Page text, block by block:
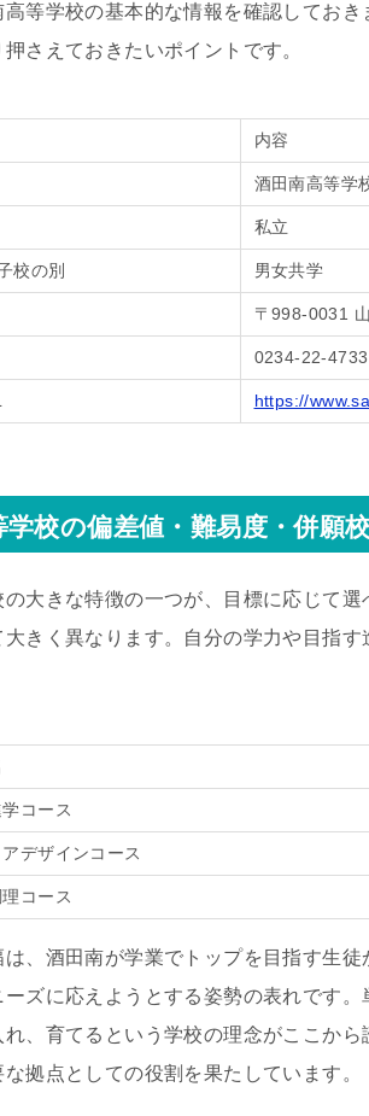
高等学校の基本的な情報を確認してお
さえておきたいポイントです。
内容
酒田南高等学
私立
校の別 男女共学
〒998-0031
0234-22-
https://
学校の偏差値・難易度・併願校
大きな特徴の一つが、目標に応じて
大きく異なります。自分の学力や目指
コース
デザインコース
コース
は、酒田南が学業でトップを目指す生
ズに応えようとする姿勢の表れです
れ、育てるという学校の理念がここか
拠点としての役割を果たしています。